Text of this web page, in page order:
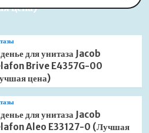
цена)
для унитаза Jacob
Brive E4357G-00
цена)
для унитаза Jacob
Aleo E33127-0 (Лучшая